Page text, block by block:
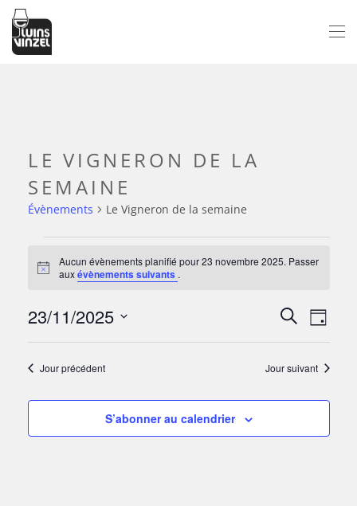
Passer au contenu principal
LE VIGNERON DE LA
SEMAINE
Évènements Le Vigneron de la semaine
ÉVÈNEMENTS
FOR
23
Notice
Aucun évènements planifié pour 23 novembre 2025. Passer
auxévènements suivants .
Recherche
DE
Jour
23/11/2025
Sélectionnez
uneJour précédent Jour suivant
S’abonner au calendrier